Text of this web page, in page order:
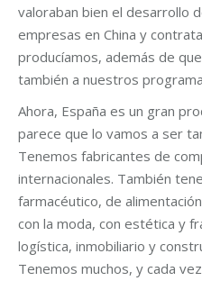
valoraban bien el desarrollo
empresas en China y
producíamos, además de
también a nuestros
Ahora, España es un gran
parece que lo vamos a ser
Tenemos fabricantes de
internacionales. También
farmacéutico, de
con la moda, con estética y
logística, inmobiliario y
Tenemos muchos, y cada